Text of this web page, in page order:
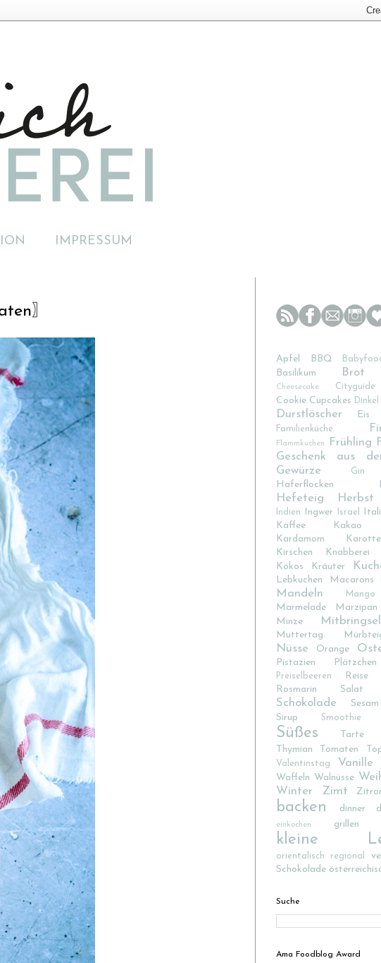
IMPRESSUM
〗
Apfel BBQ
Basilikum Brot
Cheesecake Cityguide
Cookie Cupcakes Dinkel
Durstlöscher Eis
Familienküche
Flammkuchen Frühling
Geschenk aus
Gewürze
Gin
Haferflocken
Hefeteig Herbst
Indien Ingwer Israel
Kaffee
Kakao
Kardamom
Karotte
Kirschen
Knabberei
Kokos
Kräuter
Lebkuchen Macarons
Mandeln Mango
Marmelade
Marzipan
Minze
Mitbringsel
Muttertag
Nüsse Orange
Pistazien Plätzchen
Preiselbeeren
Reise
Rosmarin
Salat
Schokolade
Sesam
Sirup
Smoothie
Süßes
Tarte
Thymian
Tomaten
Valentinstag Vanille
Waffeln Walnüsse
Winter
Zimt
backen dinner
einkochen grillen
kleine
orientalisch regional
Schokolade
Suche
Ama Foodblog Award